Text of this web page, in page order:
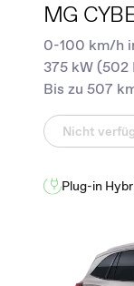
MG
0-100 km/h
375 kW
Bis zu 507
Nicht
Plug-in